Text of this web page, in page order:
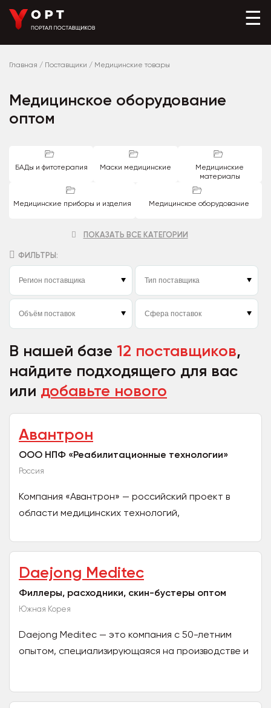
☰
Главная / Поставщики / Медицинские товары
Медицинское оборудование
оптом
БАДы и фитотерапия Маски медицинские
Медицинские
материалы
Медицинские приборы и изделия Медицинское оборудование
ПОКАЗАТЬ ВСЕ КАТЕГОРИИ
ФИЛЬТРЫ:
В нашей базе 12 поставщиков,
найдите подходящего для вас
или добавьте нового
Авантрон
ООО НПФ «Реабилитационные технологии»
Россия
Компания «Авантрон» — российский проект в
области медицинских технологий,
инновационного оборудования...
Daejong Meditec
Филлеры, расходники, скин-бустеры оптом
Южная Корея
Daejong Meditec — это компания с 50-летним
опытом, специализирующаяся на производстве и